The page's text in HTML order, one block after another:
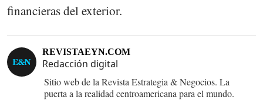
financieras del exterior.
REVISTAEYN.COM
Redacción digital
Sitio web de la Revista Estrategia & Negocios. La
puerta a la realidad centroamericana para el mundo.